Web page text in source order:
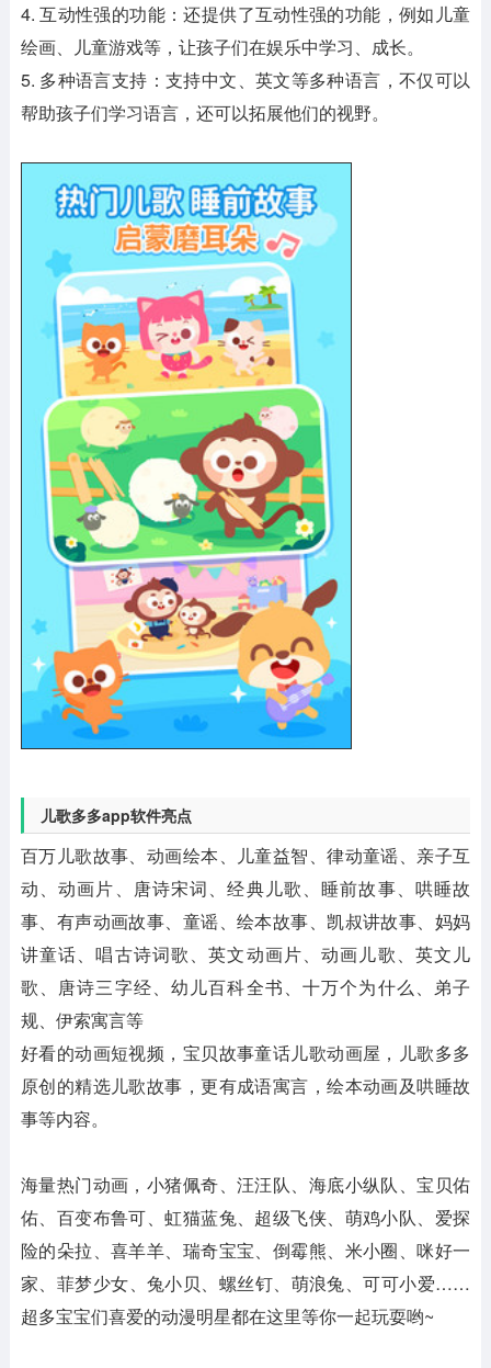
4. 互动性强的功能：还提供了互动性强的功能，例如儿童
绘画、儿童游戏等，让孩子们在娱乐中学习、成长。
5. 多种语言支持：支持中文、英文等多种语言，不仅可以
帮助孩子们学习语言，还可以拓展他们的视野。
儿歌多多app软件亮点
百万儿歌故事、动画绘本、儿童益智、律动童谣、亲子互
动、动画片、唐诗宋词、经典儿歌、睡前故事、哄睡故
事、有声动画故事、童谣、绘本故事、凯叔讲故事、妈妈
讲童话、唱古诗词歌、英文动画片、动画儿歌、英文儿
歌、唐诗三字经、幼儿百科全书、十万个为什么、弟子
规、伊索寓言等
好看的动画短视频，宝贝故事童话儿歌动画屋，儿歌多多
原创的精选儿歌故事，更有成语寓言，绘本动画及哄睡故
事等内容。
海量热门动画，小猪佩奇、汪汪队、海底小纵队、宝贝佑
佑、百变布鲁可、虹猫蓝兔、超级飞侠、萌鸡小队、爱探
险的朵拉、喜羊羊、瑞奇宝宝、倒霉熊、米小圈、咪好一
家、菲梦少女、兔小贝、螺丝钉、萌浪兔、可可小爱……
超多宝宝们喜爱的动漫明星都在这里等你一起玩耍哟~